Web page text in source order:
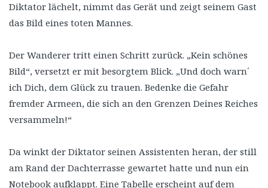
Diktator lächelt, nimmt das Gerät und zeigt seinem Gast
das Bild eines toten Mannes.
Der Wanderer tritt einen Schritt zurück. „Kein schönes
Bild“, versetzt er mit besorgtem Blick. „Und doch warn´
ich Dich, dem Glück zu trauen. Bedenke die Gefahr
fremder Armeen, die sich an den Grenzen Deines Reiches
versammeln!“
Da winkt der Diktator seinen Assistenten heran, der still
am Rand der Dachterrasse gewartet hatte und nun ein
Notebook aufklappt. Eine Tabelle erscheint auf dem